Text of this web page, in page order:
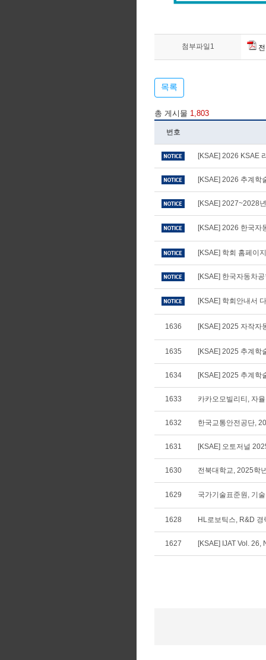
첨부파일1
목록
총 게시물 1,803
번호
[KSAE] 2026 KSAE
[KSAE] 2026 추계학
[KSAE] 2027~2028
[KSAE] 2026 한국자
[KSAE] 학회 홈페이
[KSAE] 한국자동차
[KSAE] 학회안내서
1636 [KSAE] 2025 자작자
1635 [KSAE] 2025 추계학
1634 [KSAE] 2025 추계학
1633 카카오모빌리티, 자
1632 한국교통안전공단,
1631 [KSAE] 오토저널
1630 전북대학교, 2025학
1629 국가기술표준원, 기
1628 HL로보틱스, R&D
1627 [KSAE] IJAT Vol.